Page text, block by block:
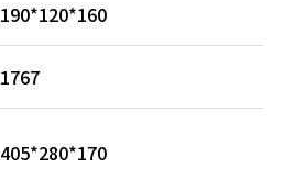
190*120*160
1767
405*280*170